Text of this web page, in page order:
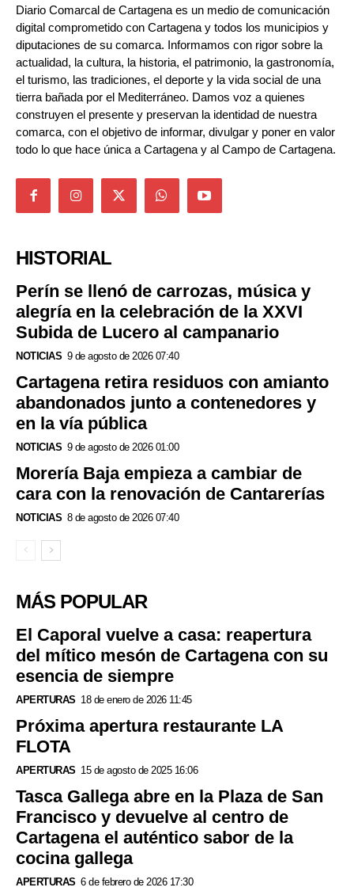
Diario Comarcal de Cartagena es un medio de comunicación
digital comprometido con Cartagena y todos los municipios y
diputaciones de su comarca. Informamos con rigor sobre la
actualidad, la cultura, la historia, el patrimonio, la gastronomía,
el turismo, las tradiciones, el deporte y la vida social de una
tierra bañada por el Mediterráneo. Damos voz a quienes
construyen el presente y preservan la identidad de nuestra
comarca, con el objetivo de informar, divulgar y poner en valor
todo lo que hace única a Cartagena y al Campo de Cartagena.
HISTORIAL
Perín se llenó de carrozas, música y
alegría en la celebración de la XXVI
Subida de Lucero al campanario
NOTICIAS 9 de agosto de 2026 07:40
Cartagena retira residuos con amianto
abandonados junto a contenedores y
en la vía pública
NOTICIAS 9 de agosto de 2026 01:00
Morería Baja empieza a cambiar de
cara con la renovación de Cantarerías
NOTICIAS 8 de agosto de 2026 07:40
MÁS POPULAR
El Caporal vuelve a casa: reapertura
del mítico mesón de Cartagena con su
esencia de siempre
APERTURAS 18 de enero de 2026 11:45
Próxima apertura restaurante LA
FLOTA
APERTURAS 15 de agosto de 2025 16:06
Tasca Gallega abre en la Plaza de San
Francisco y devuelve al centro de
Cartagena el auténtico sabor de la
cocina gallega
APERTURAS 6 de febrero de 2026 17:30